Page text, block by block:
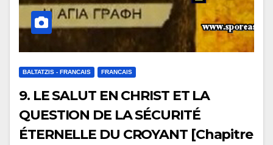
BALTATZIS - FRANCAIS FRANCAIS
9. LE SALUT EN CHRIST ET LA
QUESTION DE LA SÉCURITÉ
ÉTERNELLE DU CROYANT [Chapitre